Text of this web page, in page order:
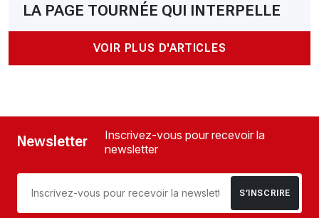
LA PAGE TOURNÉE QUI INTERPELLE
VOIR PLUS D'ARTICLES
Newsletter
Inscrivez-vous pour recevoir la
newsletter
S’INSCRIRE